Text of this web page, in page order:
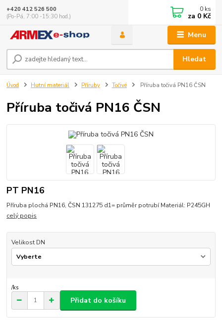
Menu
Hledat
+420 412 526 500
(Po-Pá, 7:00 -15:30 hod.)
0 ks
za 0 Kč
Úvod Hutní materiál Příruby Točivé Příruba točivá PN16 ČSN
Příruba točivá PN16 ČSN
PT PN16
Příruba plochá PN16, ČSN 131275 d1= průměr potrubí Materiál: P245GH
celý popis
Velikost DN
/ks
Přidat do košíku